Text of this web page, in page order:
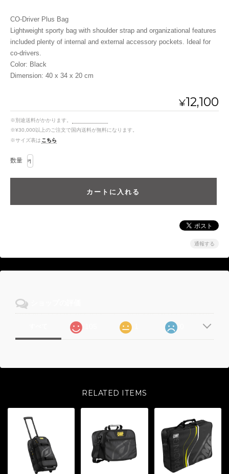
CO-Driver Plus Bag
Lightweight sporty bag with shoulder strap and organizational features
included plenty of internal and external accessory pockets. Ideal for
co-drivers.
Color: Black
Dimension: 40 x 34 x 20 cm
¥12,100
※別途送料がかかります。
※¥30,000以上のご注文で国内送料が無料になります。
※サイズ表は こちら
数量
通報する
RELATED ITEMS